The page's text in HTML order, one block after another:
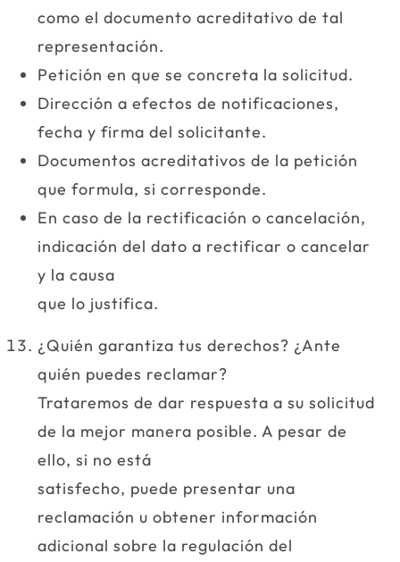
como el documento acreditativo de tal
representación.
Petición en que se concreta la solicitud.
Dirección a efectos de notificaciones,
fecha y firma del solicitante.
Documentos acreditativos de la petición
que formula, si corresponde.
En caso de la rectificación o cancelación,
indicación del dato a rectificar o cancelar
y la causa
que lo justifica.
¿Quién garantiza tus derechos? ¿Ante
quién puedes reclamar?
Trataremos de dar respuesta a su solicitud
de la mejor manera posible. A pesar de
ello, si no está
satisfecho, puede presentar una
reclamación u obtener información
adicional sobre la regulación del